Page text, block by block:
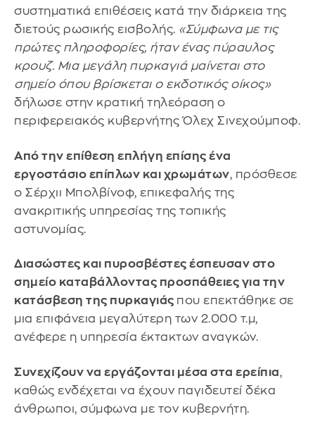
συστηματικά επιθέσεις κατά την διάρκεια της
διετούς ρωσικής εισβολής. «Σύμφωνα με τις
πρώτες πληροφορίες, ήταν ένας πύραυλος
κρουζ. Μια μεγάλη πυρκαγιά μαίνεται στο
σημείο όπου βρίσκεται ο εκδοτικός οίκος»
δήλωσε στην κρατική τηλεόραση ο
περιφερειακός κυβερνήτης Όλεχ Σινεχούμποφ.
Από την επίθεση επλήγη επίσης ένα
εργοστάσιο επίπλων και χρωμάτων, πρόσθεσε
ο Σέρχιι Μπολβίνοφ, επικεφαλής της
ανακριτικής υπηρεσίας της τοπικής
αστυνομίας.
Διασώστες και πυροσβέστες έσπευσαν στο
σημείο καταβάλλοντας προσπάθειες για την
κατάσβεση της πυρκαγιάς που επεκτάθηκε σε
μια επιφάνεια μεγαλύτερη των 2.000 τ.μ,
ανέφερε η υπηρεσία έκτακτων αναγκών.
Συνεχίζουν να εργάζονται μέσα στα ερείπια,
καθώς ενδέχεται να έχουν παγιδευτεί δέκα
άνθρωποι, σύμφωνα με τον κυβερνήτη.